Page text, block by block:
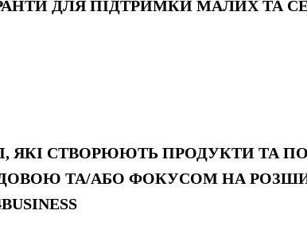
ДЛЯ ПІДТРИМКИ МАЛИХ ТА
ЯКІ СТВОРЮЮТЬ ПРОДУКТИ ТА
ТА/АБО ФОКУСОМ НА